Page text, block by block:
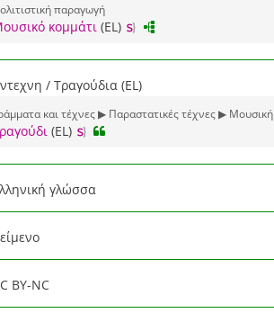
παραγωγή
κομμάτι (EL)
/ Τραγούδια (EL)
και τέχνες ▶ Παραστατικές τέχνες ▶ Μουσική
(EL)
γλώσσα
BY-NC